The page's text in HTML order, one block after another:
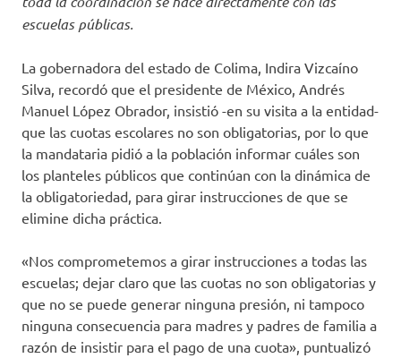
escuelas públicas.
La gobernadora del estado de Colima, Indira Vizcaíno
Silva, recordó que el presidente de México, Andrés
Manuel López Obrador, insistió -en su visita a la entidad-
que las cuotas escolares no son obligatorias, por lo que
la mandataria pidió a la población informar cuáles son
los planteles públicos que continúan con la dinámica de
la obligatoriedad, para girar instrucciones de que se
elimine dicha práctica.
«Nos comprometemos a girar instrucciones a todas las
escuelas; dejar claro que las cuotas no son obligatorias y
que no se puede generar ninguna presión, ni tampoco
ninguna consecuencia para madres y padres de familia a
razón de insistir para el pago de una cuota», puntualizó